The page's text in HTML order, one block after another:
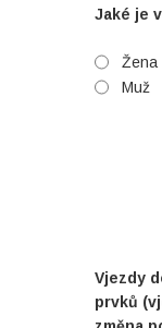
Jaké je
Žena
Muž
Vjezdy
prvků